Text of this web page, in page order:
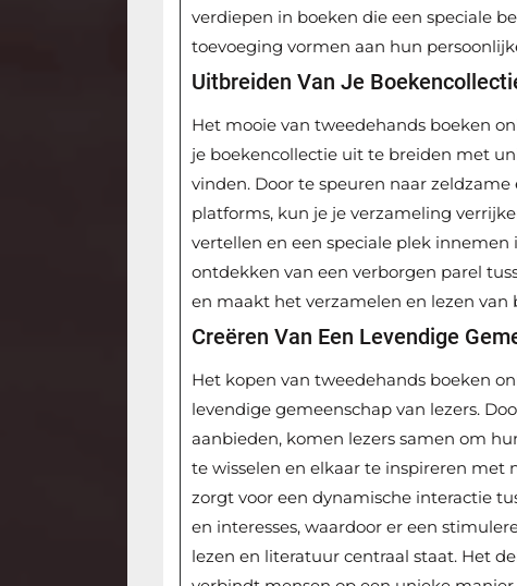
verdiepen in boeken die een speciale
toevoeging vormen aan hun
Uitbreiden Van Je
Het mooie van tweedehands boeken
je boekencollectie uit te breiden met
vinden. Door te speuren naar
platforms, kun je je verzameling
vertellen en een speciale plek
ontdekken van een verborgen parel
en maakt het verzamelen en lezen
Creëren Van Een Levendige
Het kopen van tweedehands boeken
levendige gemeenschap van lezers.
aanbieden, komen lezers samen om
te wisselen en elkaar te inspireren met
zorgt voor een dynamische interactie
en interesses, waardoor er een
lezen en literatuur centraal staat. Het